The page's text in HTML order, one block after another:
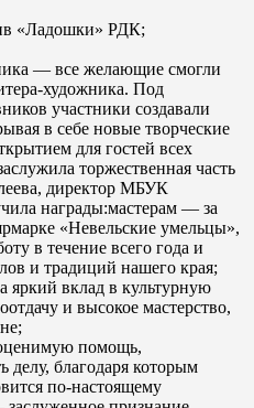
«Ладошки» РДК;
— все желающие смогли
Под
участники создавали
в себе новые творческие
для гостей всех
торжественная часть
директор МБУК
награды:мастерам — за
«Невельские умельцы»,
в течение всего года и
и традиций нашего края;
яркий вклад в культурную
и высокое мастерство,
помощь,
делу, благодаря которым
по‑настоящему